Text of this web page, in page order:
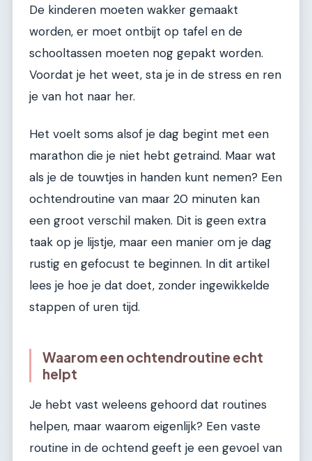
De kinderen moeten wakker gemaakt
worden, er moet ontbijt op tafel en de
schooltassen moeten nog gepakt worden.
Voordat je het weet, sta je in de stress en ren
je van hot naar her.
Het voelt soms alsof je dag begint met een
marathon die je niet hebt getraind. Maar wat
als je de touwtjes in handen kunt nemen? Een
ochtendroutine van maar 20 minuten kan
een groot verschil maken. Dit is geen extra
taak op je lijstje, maar een manier om je dag
rustig en gefocust te beginnen. In dit artikel
lees je hoe je dat doet, zonder ingewikkelde
stappen of uren tijd.
Waarom een ochtendroutine echt
helpt
Je hebt vast weleens gehoord dat routines
helpen, maar waarom eigenlijk? Een vaste
routine in de ochtend geeft je een gevoel van